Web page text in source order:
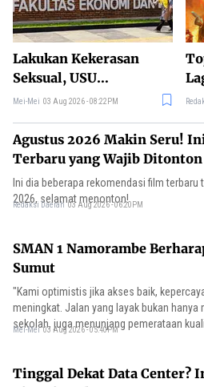
Lakukan Kekerasan
Seksual, USU
Berhentikan
Mei-Mei 03 Aug 2026 - 08:22PM
Agustus 2026 Makin Seru!
Terbaru yang Wajib Ditonton
Ini dia beberapa rekomendasi film
2026, selamat menonton!
Redaksi Daerah 03 Aug 2026 - 06:20PM
SMAN 1 Namorambe
Sumut
"Kami optimistis jika akses baik,
meningkat. Jalan yang layak bukan
sekolah, juga menunjang pemerataan
Mei-Mei 03 Aug 2026 - 05:40PM
Tinggal Dekat Data Center?